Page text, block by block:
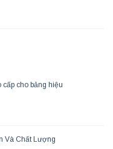
cho bảng hiệu
Và Chất Lượng